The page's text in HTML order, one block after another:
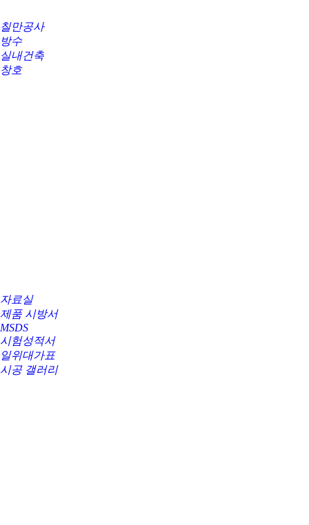
칠만공사
방수
실내건축
창호
자료실
제품 시방서
MSDS
시험성적서
일위대가표
시공 갤러리